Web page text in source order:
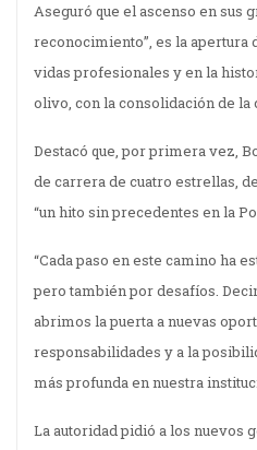
Aseguró que el ascenso en sus
reconocimiento”, es la apertura
vidas profesionales y en la
olivo, con la consolidación de la
Destacó que, por primera vez,
de carrera de cuatro estrellas,
“un hito sin precedentes en la
“Cada paso en este camino ha
pero también por desafíos.
abrimos la puerta a nuevas
responsabilidades y a la
más profunda en nuestra
La autoridad pidió a los nuevos